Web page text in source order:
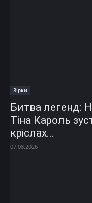
Зірки
Битва легенд:
Тіна Кароль
кріслах...
07.08.2026